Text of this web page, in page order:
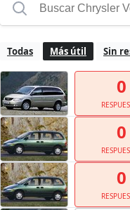
Todas Más útil Sin
0
0
0